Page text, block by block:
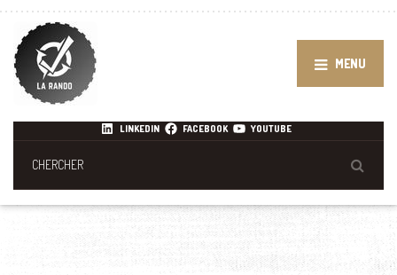
MENU
LINKEDIN FACEBOOK YOUTUBE